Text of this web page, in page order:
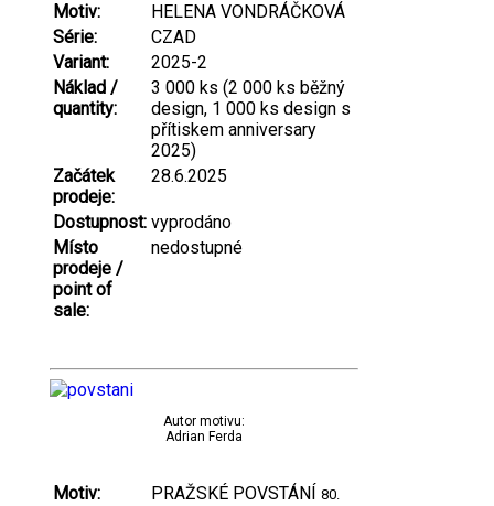
Motiv:
HELENA VONDRÁČKOVÁ
Série:
CZAD
Variant:
2025-2
Náklad /
quantity:
3 000 ks (2 000 ks běžný
design, 1 000 ks design s
přítiskem anniversary
2025)
Začátek
prodeje:
28.6.2025
Dostupnost: vyprodáno
Místo
prodeje /
point of
sale:
nedostupné
Autor motivu:
Adrian Ferda
Motiv: PRAŽSKÉ POVSTÁNÍ
80.